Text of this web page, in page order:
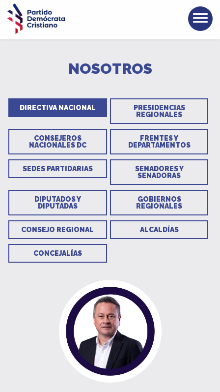
NOSOTROS
DIRECTIVA NACIONAL
PRESIDENCIAS
REGIONALES
CONSEJEROS
NACIONALES DC
FRENTES Y
DEPARTAMENTOS
SEDES PARTIDARIAS
SENADORES Y
SENADORAS
DIPUTADOS Y
DIPUTADAS
GOBIERNOS
REGIONALES
CONSEJO REGIONAL ALCALDÍAS
CONCEJALÍAS